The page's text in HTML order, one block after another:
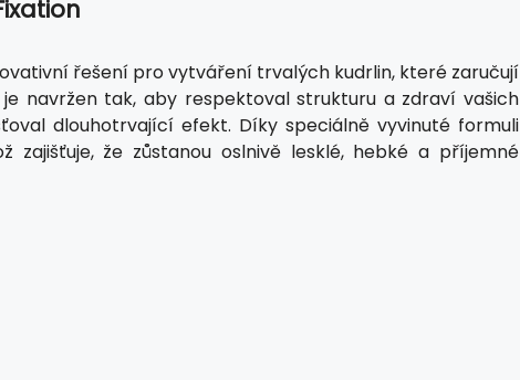
řešení pro vytváření trvalých kudrlin, které zaručují
navržen tak, aby respektoval strukturu a zdraví vašich
dlouhotrvající efekt. Díky speciálně vyvinuté formuli
zajišťuje, že zůstanou oslnivě lesklé, hebké a příjemné